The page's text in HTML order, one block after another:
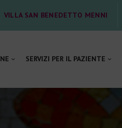
VILLA SAN BENEDETTO MENNI
SERVIZI PER IL PAZIENTE